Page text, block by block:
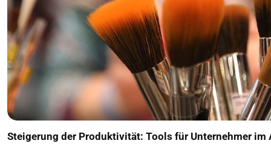
Steigerung der Produktivität: Tools für Unternehmer im